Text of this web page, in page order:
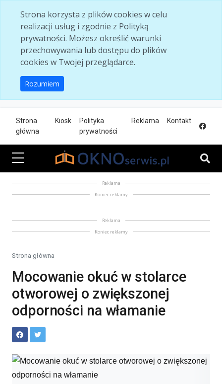
Strona korzysta z plików cookies w celu
realizacji usług i zgodnie z Polityką
prywatności. Możesz określić warunki
przechowywania lub dostępu do plików
cookies w Twojej przeglądarce.
Rozumiem
Strona
główna
Kiosk
Polityka
prywatności
Reklama Kontakt
Reklama
Koniec reklamy
Reklama
Koniec reklamy
Strona główna
Mocowanie okuć w stolarce
otworowej o zwiększonej
odporności na włamanie